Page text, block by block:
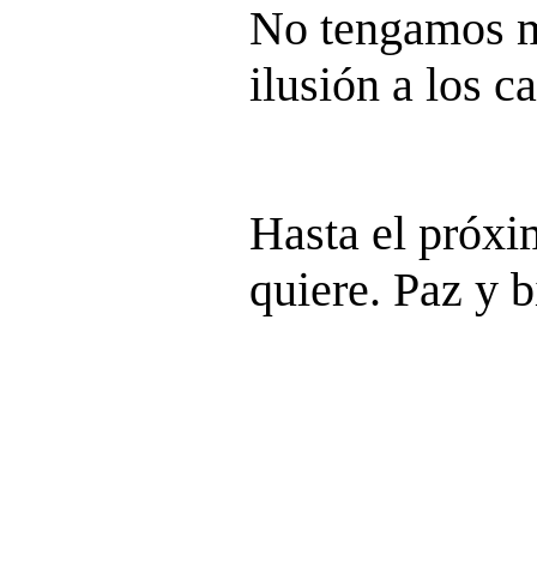
No tengamos
ilusión a los
Hasta el
quiere. Paz y